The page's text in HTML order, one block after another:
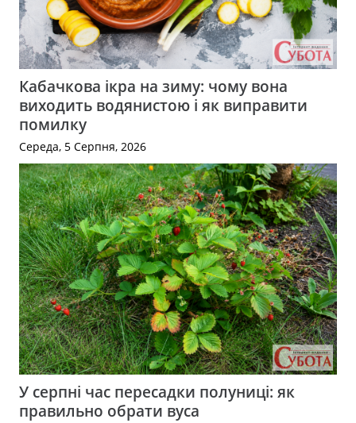
Кабачкова ікра на зиму: чому вона
виходить водянистою і як виправити
помилку
Середа, 5 Серпня, 2026
У серпні час пересадки полуниці: як
правильно обрати вуса